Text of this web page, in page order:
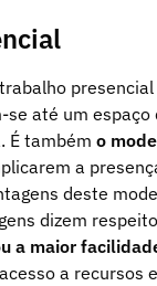
presencial
se até um
É também o
a
deste
dizem
a maior
a recursos